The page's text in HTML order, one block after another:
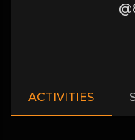
ACTIVITIES